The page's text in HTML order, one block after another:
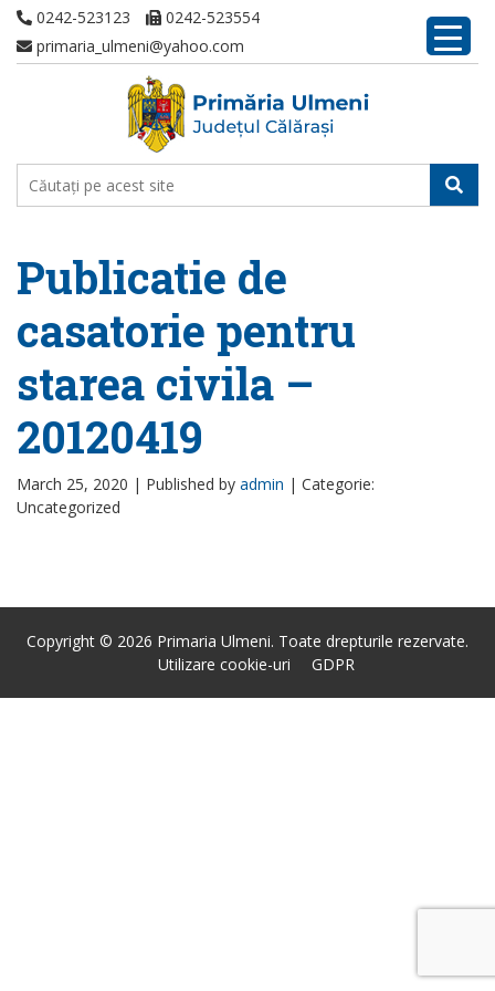
0242-523123
0242-523554
primaria_ulmeni@yahoo.com
Publicatie de
casatorie pentru
starea civila –
20120419
March 25, 2020 | Published by admin | Categorie:
Uncategorized
Copyright © 2026 Primaria Ulmeni. Toate drepturile rezervate.
Utilizare cookie-uri
GDPR